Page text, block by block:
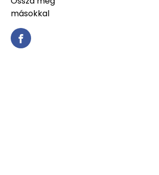
másokkal